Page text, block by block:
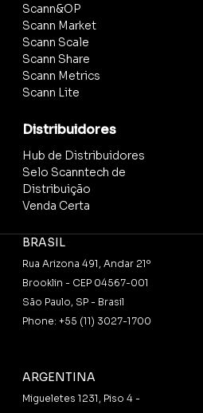
Scann&OP
Scann Market
Scann Scale
Scann Share
Scann Metrics
Scann Lite
Distribuidores
Hub de Distribuidores
Selo Scanntech de
Distribuição
Venda Certa
BRASIL
Rua Arizona 491, Andar 21º
Brooklin - CEP 04567-001
São Paulo, SP - Brasil
Phone: +55 (11) 3027-1700
ARGENTINA
Migueletes 1231, Piso 4 -